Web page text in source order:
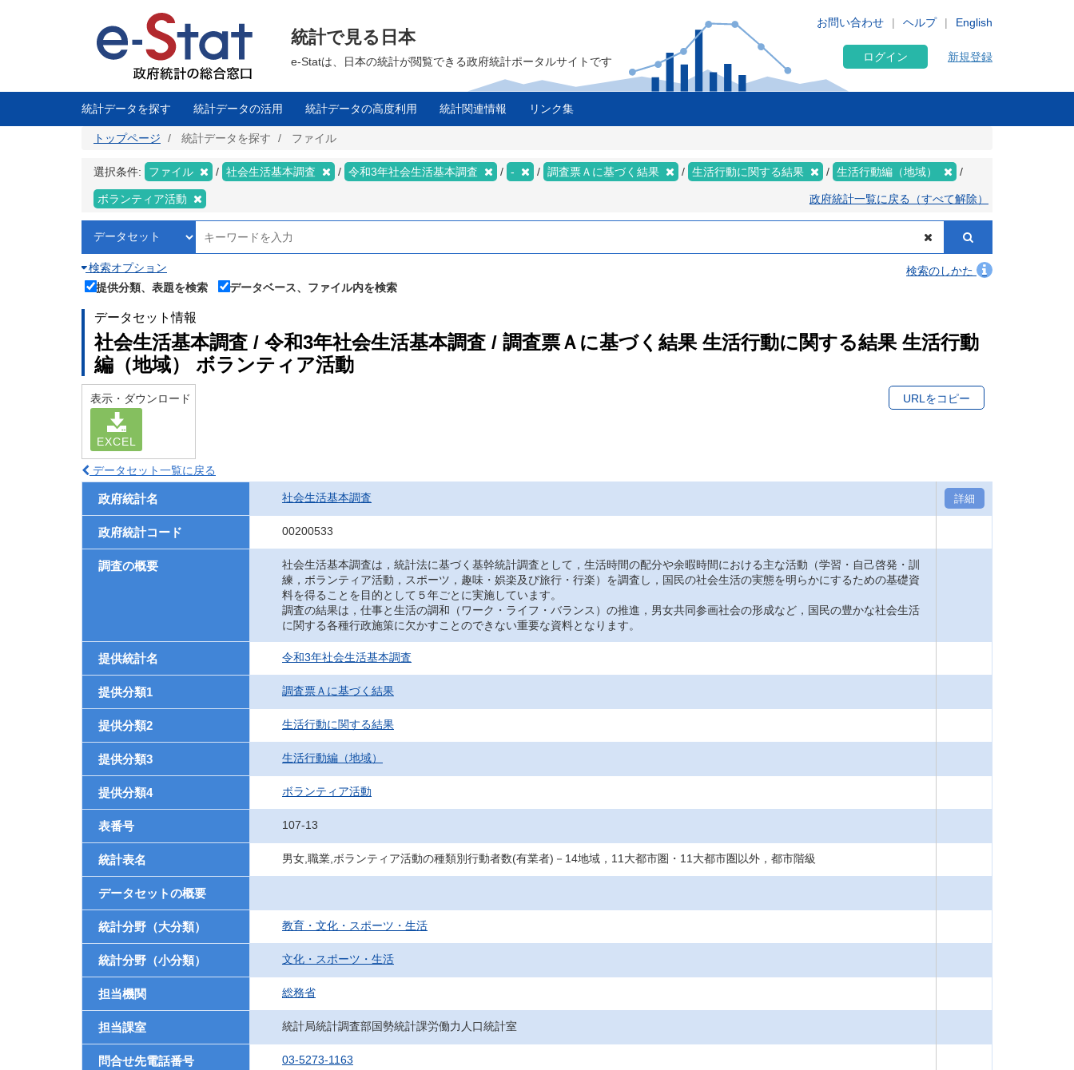
に
English
お問い合わせ ヘルプ
統計で見る日本
e-Statは、日本の統計が閲覧できる政府統計ポータルサイトです ログイン 新規登録
統計データを探す 統計データの活用 統計データの高度利用 統計関連情報 リンク集
トップページ 統計データを探す ファイル
選択条件: ファイル 社会生活基本調査 令和3年社会生活基本調査 - 調査票Ａに基づく結果 生活行動に関する結果 生活行動編（地域）
ボランティア活動 政府統計一覧に戻る（すべて解除）
検索オプション
検索のしかた
提供分類、表題を検索
データベース、ファイル内を検索
データセット情報
社会生活基本調査 / 令和3年社会生活基本調査 / 調査票Ａに基づく結果 生活行動に関する結果 生活行動
編（地域） ボランティア活動
表示・ダウンロード
EXCEL
URLをコピー
データセット一覧に戻る
政府統計名 社会生活基本調査 詳細
政府統計コード 00200533
調査の概要
社会生活基本調査は，統計法に基づく基幹統計調査として，生活時間の配分や余暇時間における主な活動（学習・自己啓発・訓
練，ボランティア活動，スポーツ，趣味・娯楽及び旅行・行楽）を調査し，国民の社会生活の実態を明らかにするための基礎資
料を得ることを目的として５年ごとに実施しています。
調査の結果は，仕事と生活の調和（ワーク・ライフ・バランス）の推進，男女共同参画社会の形成など，国民の豊かな社会生活
に関する各種行政施策に欠かすことのできない重要な資料となります。
提供統計名 令和3年社会生活基本調査
提供分類1 調査票Ａに基づく結果
提供分類2 生活行動に関する結果
提供分類3 生活行動編（地域）
提供分類4 ボランティア活動
表番号 107-13
統計表名 男女,職業,ボランティア活動の種類別行動者数(有業者)－14地域，11大都市圏・11大都市圏以外，都市階級
データセットの概要
統計分野（大分類） 教育・文化・スポーツ・生活
統計分野（小分類） 文化・スポーツ・生活
担当機関 総務省
担当課室 統計局統計調査部国勢統計課労働力人口統計室
問合せ先電話番号 03-5273-1163